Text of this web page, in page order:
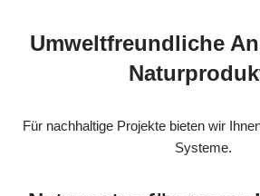
Umweltfreundliche
Für nachhaltige Projekte bieten wir
Systeme.